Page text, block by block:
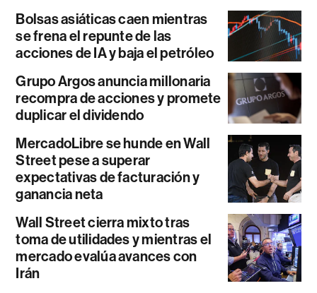
Bolsas asiáticas caen mientras
se frena el repunte de las
acciones de IA y baja el petróleo
Grupo Argos anuncia millonaria
recompra de acciones y promete
duplicar el dividendo
MercadoLibre se hunde en Wall
Street pese a superar
expectativas de facturación y
ganancia neta
Wall Street cierra mixto tras
toma de utilidades y mientras el
mercado evalúa avances con
Irán